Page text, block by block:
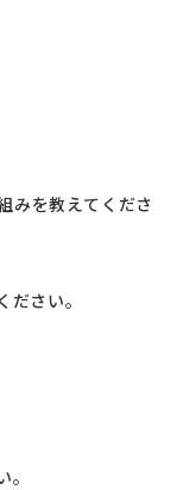
みを教えてくださ
ださい。
。